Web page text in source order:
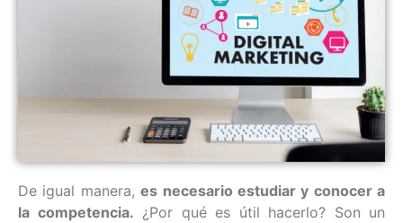
De igual manera,es necesario estudiar y conocer a
la competencia. ¿Por qué es útil hacerlo? Son un